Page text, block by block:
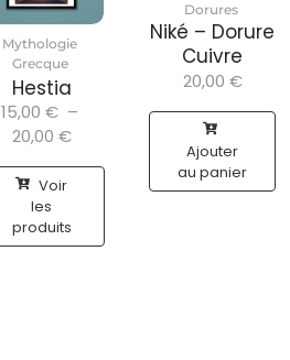
Mythologie
Grecque
Hestia
15,00 € –
20,00 €
Voir
les
produits
Dorures
Niké – Dorure
Cuivre
20,00 €
Ajouter
au panier